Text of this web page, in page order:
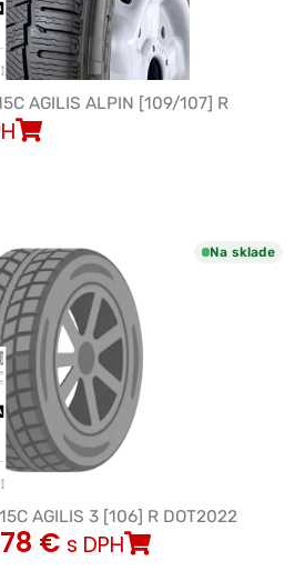
AGILIS ALPIN [109/107] R
Na sklade
AGILIS 3 [106] R DOT2022
€ s DPH